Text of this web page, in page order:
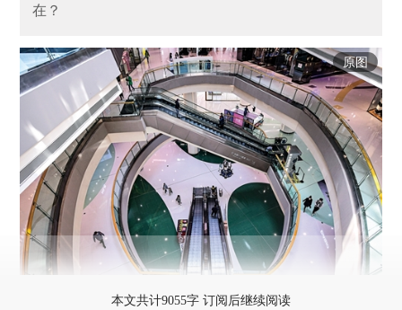
在？
原图
本文共计9055字 订阅后继续阅读